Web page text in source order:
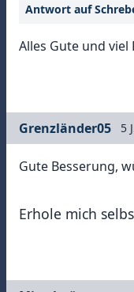
Antwort auf
Alles Gute und
Grenzländer05 5
Gute Besserung,
Erhole mich